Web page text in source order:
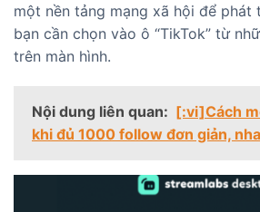
một nền tảng mạng xã hội để phát
bạn cần chọn vào ô “TikTok” từ
trên màn hình.
Nội dung liên quan: [:vi]Cách
khi đủ 1000 follow đơn giản,